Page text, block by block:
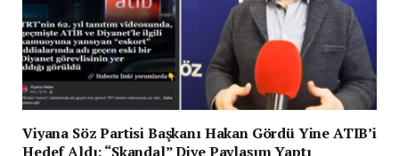
Viyana Söz Partisi Başkanı Hakan Gördü Yine ATIB’i
Hedef Aldı: “Skandal” Diye Paylaşım Yaptı